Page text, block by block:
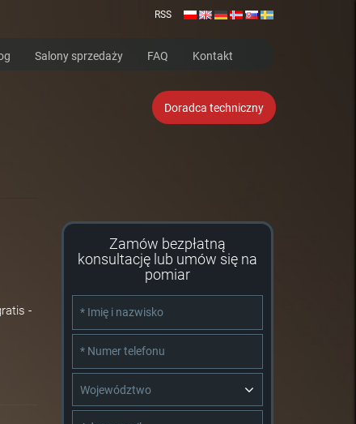
RSS
Salony sprzedaży FAQ Kontakt
Doradca techniczny
-
Zamów bezpłatną
konsultację lub umów się na
pomiar
Województwo